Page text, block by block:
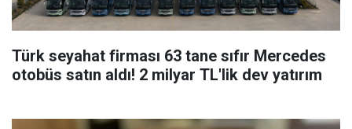
Türk seyahat firması 63 tane sıfır Mercedes
otobüs satın aldı! 2 milyar TL'lik dev yatırım